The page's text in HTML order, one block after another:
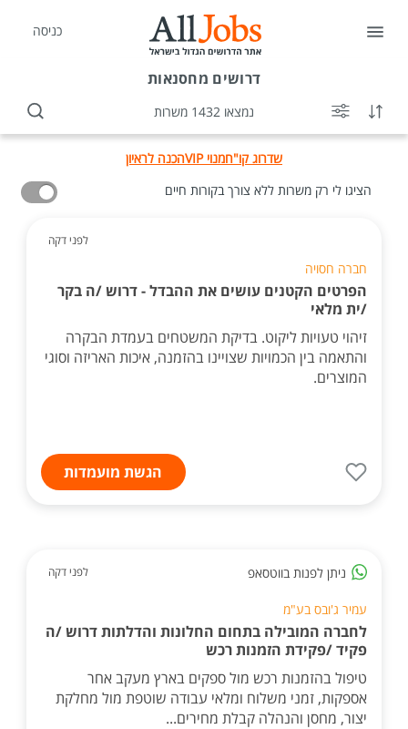
כניסה
דרושים מחסנאות
נמצאו 1432 משרות
שדרוג קו"חמנוי VIP
הכנה לראיון
הציגו לי רק משרות ללא צורך בקורות חיים
לפני דקה
חברה חסויה
הפרטים הקטנים עושים את ההבדל - דרוש /ה בקר
/ית מלאי
זיהוי טעויות ליקוט. בדיקת המשטחים בעמדת הבקרה
והתאמה בין הכמויות שצויינו בהזמנה, איכות האריזה וסוגי
המוצרים.
הגשת מועמדות
ניתן לפנות בווטסאפ לפני דקה
עמיר ג'ובס בע"מ
לחברה המובילה בתחום החלונות והדלתות דרוש /ה
פקיד /פקידת הזמנות רכש
טיפול בהזמנות רכש מול ספקים בארץ מעקב אחר
אספקות, זמני משלוח ומלאי עבודה שוטפת מול מחלקת
יצור, מחסן והנהלה קבלת מחירים...